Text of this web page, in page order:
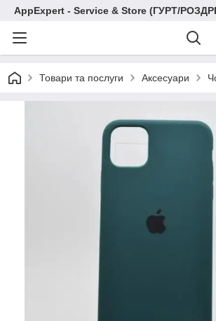
AppExpert - Service & Store (ГУРТ/
Товари та послуги Аксесуари